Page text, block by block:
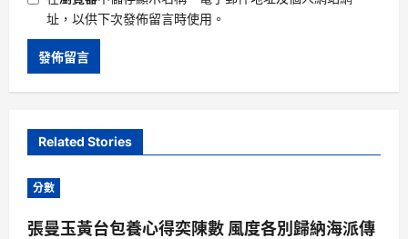
址，以供下次發佈留言時使用。
Related Stories
分數
張曼玉黃台包養心得奕陳數 風度各別歸納海派傳